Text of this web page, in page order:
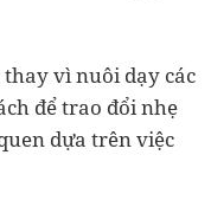
vì nuôi dạy các
để trao đổi nhẹ
dựa trên việc